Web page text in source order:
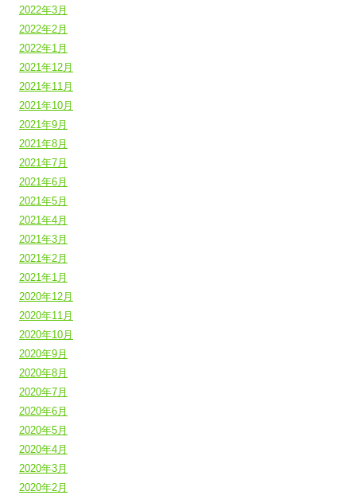
2022年3月
2022年2月
2022年1月
2021年12月
2021年11月
2021年10月
2021年9月
2021年8月
2021年7月
2021年6月
2021年5月
2021年4月
2021年3月
2021年2月
2021年1月
2020年12月
2020年11月
2020年10月
2020年9月
2020年8月
2020年7月
2020年6月
2020年5月
2020年4月
2020年3月
2020年2月